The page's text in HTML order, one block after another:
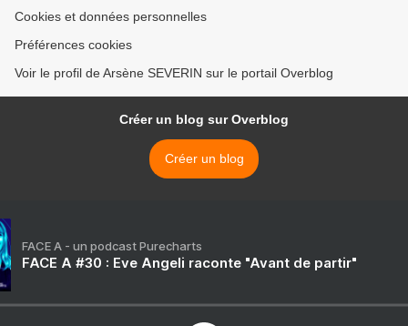
Cookies et données personnelles
Préférences cookies
Voir le profil de Arsène SEVERIN sur le portail Overblog
Créer un blog sur Overblog
Créer un blog
FACE A - un podcast Purecharts
FACE A #30 : Eve Angeli raconte "Avant de partir"